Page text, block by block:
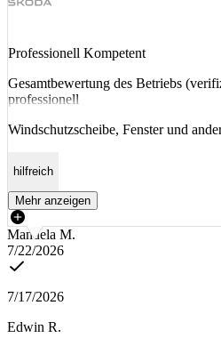
Professionell Kompetent
Gesamtbewertung des Betriebs
professionell
Windschutzscheibe, Fenster und
hilfreich
Mehr anzeigen
Manuela M.
7/22/2026
7/17/2026
Edwin R.